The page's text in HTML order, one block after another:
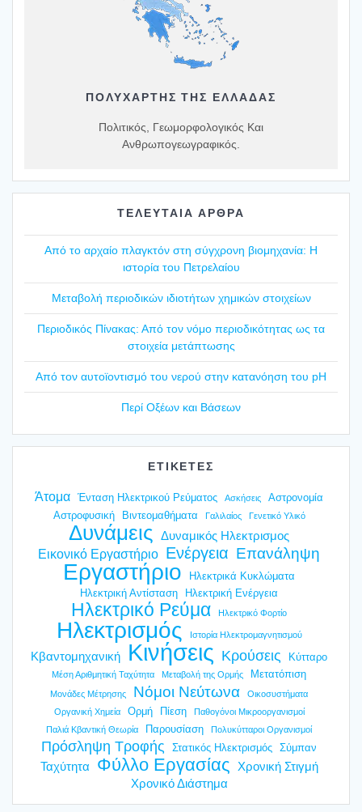
ΠΟΛΥΧΆΡΤΗΣ ΤΗΣ ΕΛΛΆΔΑΣ
Πολιτικός, Γεωμορφολογικός Και
Ανθρωπογεωγραφικός.
ΤΕΛΕΥΤΑΙΑ ΑΡΘΡΑ
Από το αρχαίο πλαγ­κτόν στη σύγ­χρο­νη βιο­μη­χα­νία: Η
ιστο­ρία του Πετρε­λαί­ου
Mετα­βο­λή περιο­δι­κών ιδιο­τή­των χημι­κών στοι­χεί­ων
Περιο­δι­κός Πίνα­κας: Από τον νόμο περιο­δι­κό­τη­τας ως τα
στοι­χεία μετά­πτω­σης
Από τον αυτοϊ­ο­ντι­σμό του νερού στην κατα­νό­η­ση του pH
Περί Οξέ­ων και Βάσε­ων
ΕΤΙΚΕΤΕΣ
Άτομα Ένταση Ηλεκτρικού Ρεύματος Ασκήσεις
Αστρονομία
Αστροφυσική
Βιντεομαθήματα Γαλιλαίος Γενετικό Υλικό
Δυνάμεις Δυναμικός Ηλεκτρισμος
Εικονικό Εργαστήριο Ενέργεια Επανάληψη
Εργαστήριο
Ηλεκτρικά Κυκλώματα
Ηλεκτρική Αντίσταση
Ηλεκτρική Ενέργεια
Ηλεκτρικό Ρεύμα Ηλεκτρικό Φορτίο
Ηλεκτρισμός Ιστορία Ηλεκτρομαγνητισμού
Κβαντομηχανική Κινήσεις Κρούσεις Κύτταρο
Μέση Αριθμητική Ταχύτητα Μεταβολή της Ορμής Μετατόπιση
Μονάδες Μέτρησης Νόμοι Νεύτωνα
Οικοσυστήματα
Οργανική Χημεία
Ορμή Πίεση
Παθογόνοι Μικροοργανισμοί
Παλιά Κβαντική Θεωρία
Παρουσίαση Πολυκύτταροι Οργανισμοί
Πρόσληψη Τροφής Στατικός Ηλεκτρισμός Σύμπαν
Ταχύτητα Φύλλο Εργασίας
Χρονική Στιγμή
Χρονικό Διάστημα